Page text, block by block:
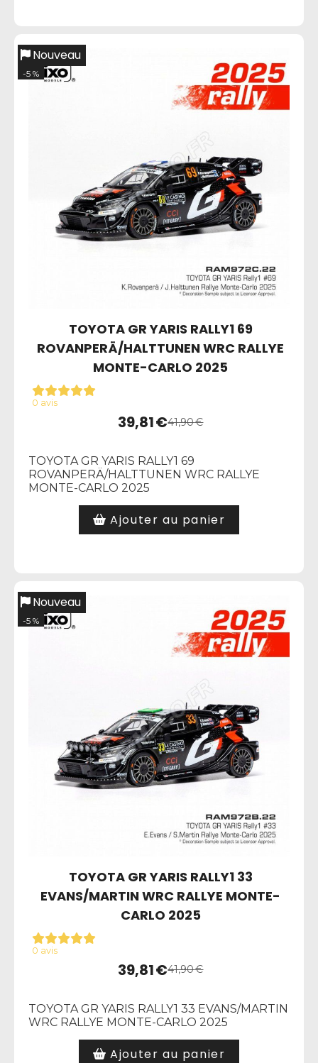
Nouveau
-5 %
TOYOTA GR YARIS RALLY1 69
ROVANPERÄ/HALTTUNEN WRC RALLYE
MONTE-CARLO 2025
0 avis
39,81€41,90€
TOYOTA GR YARIS RALLY1 69
ROVANPERÄ/HALTTUNEN WRC RALLYE
MONTE-CARLO 2025
Ajouter au panier
Nouveau
-5 %
TOYOTA GR YARIS RALLY1 33
EVANS/MARTIN WRC RALLYE MONTE-
CARLO 2025
0 avis
39,81€41,90€
TOYOTA GR YARIS RALLY1 33 EVANS/MARTIN
WRC RALLYE MONTE-CARLO 2025
Ajouter au panier